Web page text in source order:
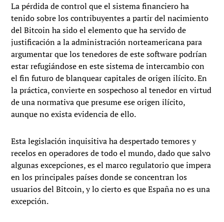
La pérdida de control que el sistema financiero ha
tenido sobre los contribuyentes a partir del nacimiento
del Bitcoin ha sido el elemento que ha servido de
justificación a la administración norteamericana para
argumentar que los tenedores de este software podrían
estar refugiándose en este sistema de intercambio con
el fin futuro de blanquear capitales de origen ilícito. En
la práctica, convierte en sospechoso al tenedor en virtud
de una normativa que presume ese origen ilícito,
aunque no exista evidencia de ello.
Esta legislación inquisitiva ha despertado temores y
recelos en operadores de todo el mundo, dado que salvo
algunas excepciones, es el marco regulatorio que impera
en los principales países donde se concentran los
usuarios del Bitcoin, y lo cierto es que España no es una
excepción.